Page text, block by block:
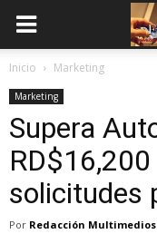
Inicio Marketing
Marketing
Supera
solicitudes
Por Redacción Multimedios